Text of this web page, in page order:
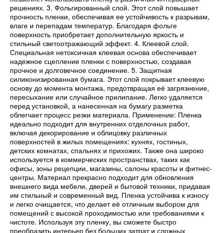
решениях. 3. Фольгированный слой. Этот слой повышает
прочность пленки, обеспечивая ее устойчивость к разрывам,
влаге и перепадам температур. Благодаря фольге
поверхность приобретает дополнительную яркость и
стильный светоотражающий эффект. 4. Клеевой слой.
Специальная нетоксичная клеевая основа обеспечивает
надежное сцепление пленки с поверхностью, создавая
прочное и долговечное соединение. 5. Защитная
силиконизированная бумага. Этот слой покрывает клеевую
основу до момента монтажа, предотвращая её загрязнение,
пересыхание или случайное прилипание. Легко удаляется
перед установкой, а нанесенная на бумагу разметка
облегчает процесс резки материала. Применение: Пленка
идеально подходит для внутренних отделочных работ,
включая декорирование и облицовку различных
поверхностей в жилых помещениях: кухнях, гостиных,
детских комнатах, спальнях и прихожих. Также она широко
используется в коммерческих пространствах, таких как
офисы, зоны рецепции, магазины, салоны красоты и фитнес-
центры. Материал прекрасно подходит для обновления
внешнего вида мебели, дверей и бытовой техники, придавая
им стильный и современный вид. Пленка устойчива к износу
и легко очищается, что делает её отличным выбором для
помещений с высокой проходимостью или требованиями к
чистоте. Используя эту пленку, вы сможете быстро
преобразить интерьер без больших затрат и сложных